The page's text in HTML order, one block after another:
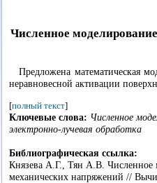
Численное
Предложена математическая
неравновесной активации
[полный текст]
Ключевые слова: Численное
электронно-лучевая обработка
Библиографическая ссылка:
Князева А.Г., Тян А.В. Численное
механических напряжений //